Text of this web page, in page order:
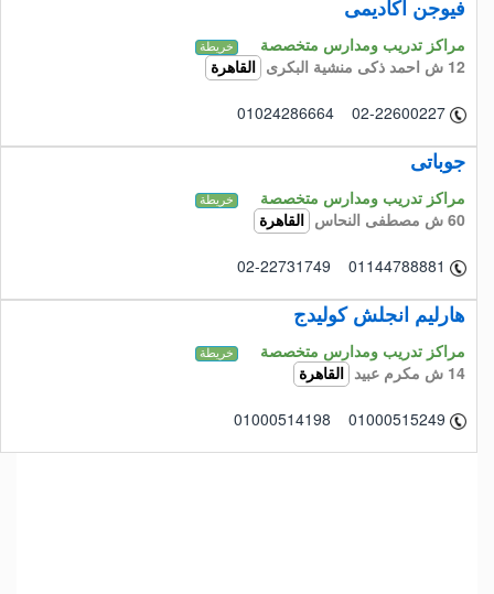
فيوجن اكاديمى
مراكز تدريب ومدارس متخصصة خريطة
12 ش احمد ذكى منشية البكرى القاهرة
01024286664 02-22600227
جوباتى
مراكز تدريب ومدارس متخصصة خريطة
60 ش مصطفى النحاس القاهرة
02-22731749 01144788881
هارليم انجلش كوليدج
مراكز تدريب ومدارس متخصصة خريطة
14 ش مكرم عبيد القاهرة
01000514198 01000515249